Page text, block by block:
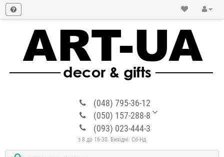
(048) 795-36-12
(050) 157-288-8
(093) 023-444-3
з 8 до 16-30. Вихідні: Сб-Нд